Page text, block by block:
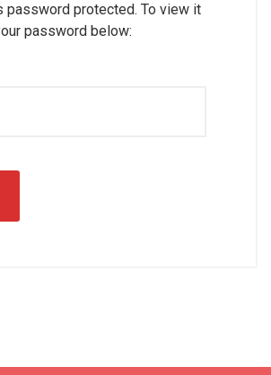
password protected. To view it
password below: